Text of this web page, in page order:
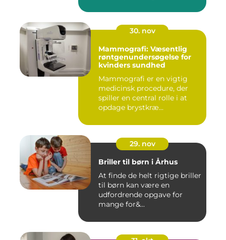
30. nov
Mammografi: Væsentlig
røntgenundersøgelse for
kvinders sundhed
Mammografi er en vigtig
medicinsk procedure, der
spiller en central rolle i at
opdage brystkræ...
29. nov
Briller til børn i Århus
At finde de helt rigtige briller
til børn kan være en
udfordrende opgave for
mange for&...